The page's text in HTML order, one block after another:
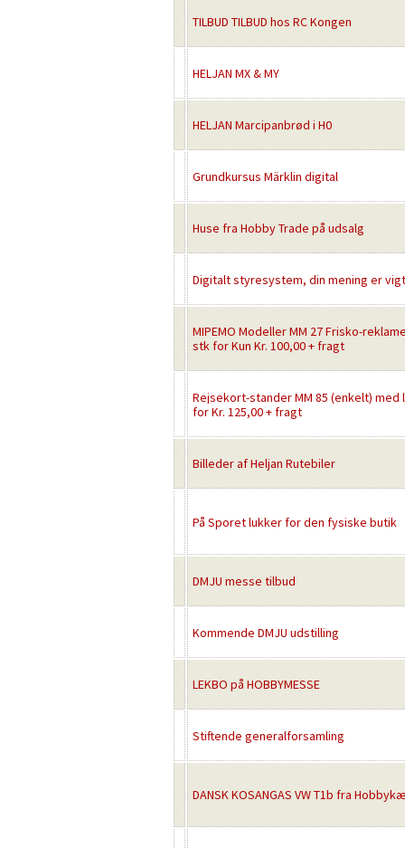
TILBUD TILBUD hos RC Kongen
HELJAN MX & MY
HELJAN Marcipanbrød i H0
Grundkursus Märklin digital
Huse fra Hobby Trade på udsalg
Digitalt styresystem, din mening er
MIPEMO Modeller MM 27 Frisko-
stk for Kun Kr. 100,00 + fragt
Rejsekort-stander MM 85 (enkelt) med
for Kr. 125,00 + fragt
Billeder af Heljan Rutebiler
På Sporet lukker for den fysiske butik
DMJU messe tilbud
Kommende DMJU udstilling
LEKBO på HOBBYMESSE
Stiftende generalforsamling
DANSK KOSANGAS VW T1b fra